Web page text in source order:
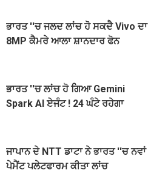
ਭਾਰਤ ''ਚ ਜਲਦ ਲਾਂਚ ਹੋ ਸਕਦੈ Vivo ਦਾ
8MP ਕੈਮਰੇ ਆਲਾ ਸ਼ਾਨਦਾਰ ਫੋਨ
ਭਾਰਤ ''ਚ ਲਾਂਚ ਹੋ ਗਿਆ Gemini
Spark AI ਏਜੰਟ ! 24 ਘੰਟੇ ਰਹੇਗਾ
ਜਾਪਾਨ ਦੇ NTT ਡਾਟਾ ਨੇ ਭਾਰਤ ''ਚ ਨਵਾਂ
ਪੇਮੈਂਟ ਪਲੇਟਫਾਰਮ ਕੀਤਾ ਲਾਂਚ